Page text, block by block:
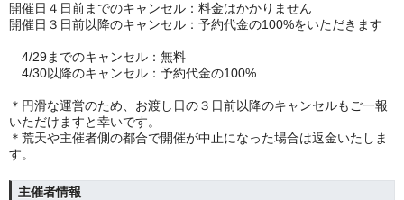
開催日４日前までのキャンセル：料金はかかりません
開催日３日前以降のキャンセル：予約代金の100%をいただきます
4/29までのキャンセル：無料
4/30以降のキャンセル：予約代金の100%
＊円滑な運営のため、お渡し日の３日前以降のキャンセルもご一報
いただけますと幸いです。
＊荒天や主催者側の都合で開催が中止になった場合は返金いたしま
す。
主催者情報